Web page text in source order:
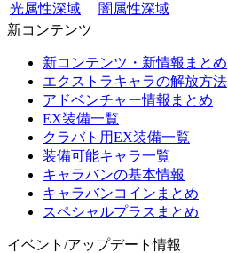
光属性深域
闇属性深域
新コンテンツ
新コンテンツ・新情報まとめ
エクストラキャラの解放方法
アドベンチャー情報まとめ
EX装備一覧
クラバト用EX装備一覧
装備可能キャラ一覧
キャラバンの基本情報
キャラバンコインまとめ
スペシャルプラスまとめ
イベント/アップデート情報